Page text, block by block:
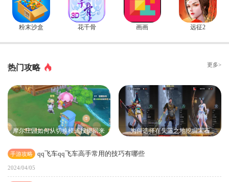
粉末沙盒 花千骨 画画 远征2
热门攻略 更多>
摩尔庄园如何从切换模式投掷回来 为何选择在失落之地挖掘宝石
手游攻略 qq飞车qq飞车高手常用的技巧有哪些
2024/04/05